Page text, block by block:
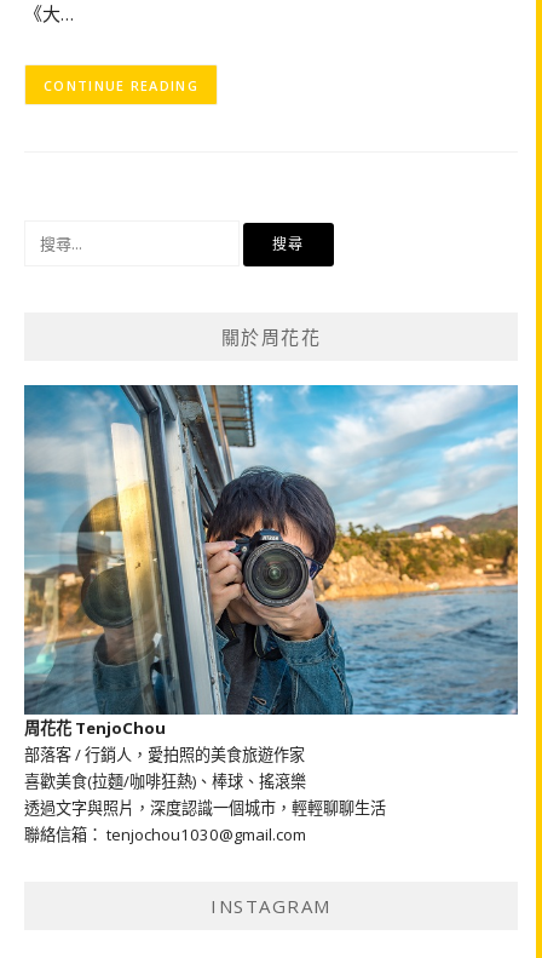
《大…
CONTINUE READING
關於周花花
周花花 TenjoChou
部落客 / 行銷人，愛拍照的美食旅遊作家
喜歡美食(拉麵/咖啡狂熱)、棒球、搖滾樂
透過文字與照片，深度認識一個城市，輕輕聊聊生活
聯絡信箱： tenjochou1030@gmail.com
INSTAGRAM